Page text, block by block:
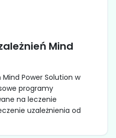
Mind
Power Solution w
programy
na leczenie
uzależnienia od